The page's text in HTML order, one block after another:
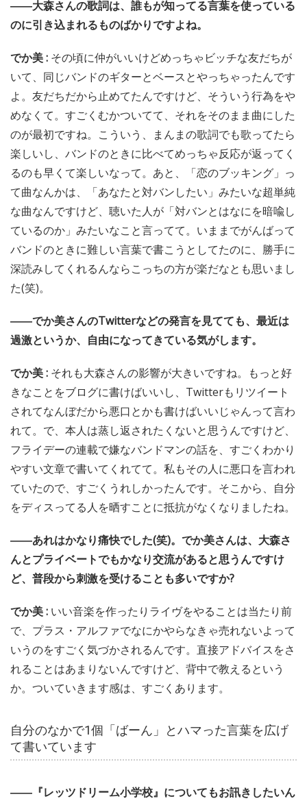
――大森さんの歌詞は、誰もが知ってる言葉を使っている
のに引き込まれるものばかりですよね。
でか美 : その頃に仲がいいけどめっちゃビッチな友だちが
いて、同じバンドのギターとベースとやっちゃったんです
よ。友だちだから止めてたんですけど、そういう行為をや
めなくて。すごくむかついてて、それをそのまま曲にした
のが最初ですね。こういう、まんまの歌詞でも歌ってたら
楽しいし、バンドのときに比べてめっちゃ反応が返ってく
るのも早くて楽しいなって。あと、「恋のブッキング」っ
て曲なんかは、「あなたと対バンしたい」みたいな超単純
な曲なんですけど、聴いた人が「対バンとはなにを暗喩し
ているのか」みたいなこと言ってて。いままでがんばって
バンドのときに難しい言葉で書こうとしてたのに、勝手に
深読みしてくれるんならこっちの方が楽だなとも思いまし
た(笑)。
――でか美さんのTwitterなどの発言を見てても、最近は
過激というか、自由になってきている気がします。
でか美 : それも大森さんの影響が大きいですね。もっと好
きなことをブログに書けばいいし、Twitterもリツイート
されてなんぼだから悪口とかも書けばいいじゃんって言わ
れて。で、本人は蒸し返されたくないと思うんですけど、
フライデーの連載で嫌なバンドマンの話を、すごくわかり
やすい文章で書いてくれてて。私もその人に悪口を言われ
ていたので、すごくうれしかったんです。そこから、自分
をディスってる人を晒すことに抵抗がなくなりましたね。
――あれはかなり痛快でした(笑)。でか美さんは、大森さ
んとプライベートでもかなり交流があると思うんですけ
ど、普段から刺激を受けることも多いですか?
でか美 : いい音楽を作ったりライヴをやることは当たり前
で、プラス・アルファでなにかやらなきゃ売れないよって
いうのをすごく気づかされるんです。直接アドバイスをさ
れることはあまりないんですけど、背中で教えるという
か。ついていきます感は、すごくあります。
自分のなかで1個「ばーん」とハマった言葉を広げ
て書いています
――『レッツドリーム小学校』についてもお訊きしたいん